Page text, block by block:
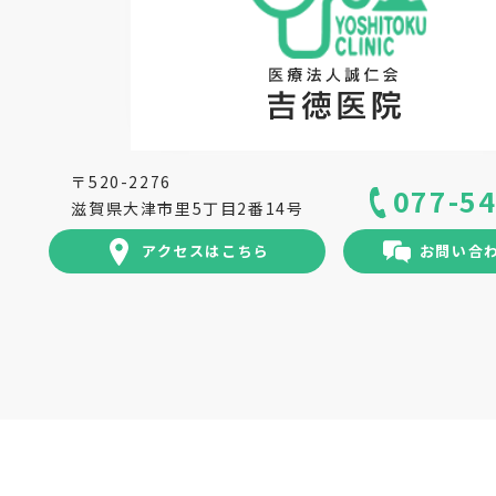
〒520-2276
滋賀県大津市里5丁目2番14号
アクセスはこちら
077-
お問い合